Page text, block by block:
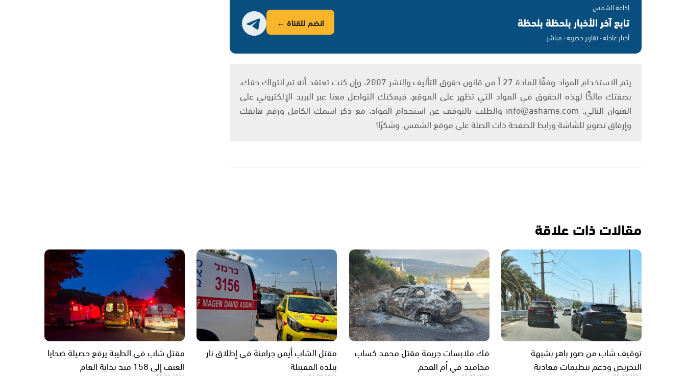
إذاعة الشمس
تابع آخر الأخبار بلحظة بلحظة
أخبار عاجلة · تقارير حصرية · مباشر
انضم للقناة ←
يتم الاستخدام المواد وفقًا للمادة 27 أ من قانون حقوق التأليف والنشر 2007، وإن كنت تعتقد أنه تم انتهاك حقك،
بصفتك مالكًا لهذه الحقوق في المواد التي تظهر على الموقع، فيمكنك التواصل معنا عبر البريد الإلكتروني على
العنوان التالي: info@ashams.com والطلب بالتوقف عن استخدام المواد، مع ذكر اسمك الكامل ورقم هاتفك
وإرفاق تصوير للشاشة ورابط للصفحة ذات الصلة على موقع الشمس. وشكرًا!
مقالات ذات علاقة
توقيف شاب من صور باهر بشبهة
التحريض ودعم تنظيمات معادية
فك ملابسات جريمة مقتل محمد كساب
محاميد في أم الفحم
مقتل الشاب أيمن جرامنة في إطلاق نار
ببلدة المقيبلة
مقتل شاب في الطيبة يرفع حصيلة ضحايا
العنف إلى 158 منذ بداية العام